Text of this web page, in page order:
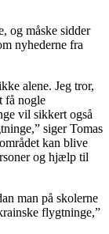
og måske sidder
nyhederne fra
alene. Jeg tror,
få nogle
vil sikkert også
siger Tomas
kan blive
og hjælp til
man på skolerne
flygtninge,”